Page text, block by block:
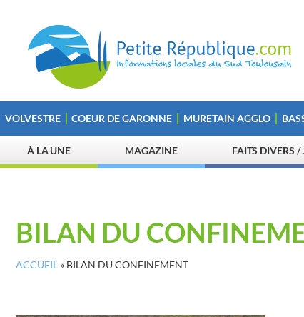
VOLVESTRE COEUR DE GARONNE MURETAIN AGGLO
À LA UNE MAGAZINE FAITS DIVERS /
BILAN DU
ACCUEIL » BILAN DU CONFINEMENT